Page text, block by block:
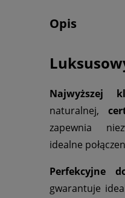
Opis
Najwyższej
naturalnej,
zapewnia
idealne
Perfekcyjne
gwarantuje